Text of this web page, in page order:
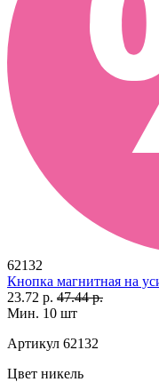
62132
Кнопка магнитная на
23.72 р. 47.44 р.
Мин. 10 шт
Артикул 62132
Цвет никель